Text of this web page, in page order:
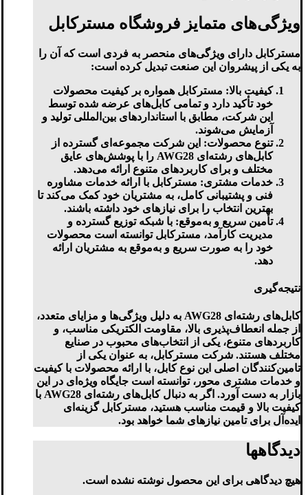
ویژگی‌های متمایز فروشگاه مسترکابل
مسترکابل دارای ویژگی‌های منحصر به فردی است که آن را
به یکی از پیشروان این صنعت تبدیل کرده است:
کیفیت بالا: مسترکابل همواره بر کیفیت محصولات
خود تأکید دارد و تمامی کابل‌های عرضه شده توسط
این شرکت، مطابق با استانداردهای بین‌المللی تولید و
آزمایش می‌شوند.
تنوع محصولات: این شرکت مجموعه‌ای گسترده از
کابل‌های رشته‌ای AWG28 را با پوشش‌های عایق
مختلف و برای کاربردهای متنوع ارائه می‌دهد.
خدمات مشتری: مسترکابل با ارائه خدمات مشاوره
فنی و پشتیبانی کامل، به مشتریان خود کمک می‌کند تا
بهترین انتخاب را برای نیازهای خود داشته باشند.
تأمین سریع و به‌موقع: با شبکه توزیع گسترده و
مدیریت کارآمد، مسترکابل توانسته است محصولات
خود را به صورت سریع و به‌موقع به مشتریان ارائه
دهد.
نتیجه‌گیری
کابل‌های رشته‌ای AWG28 به دلیل ویژگی‌ها و مزایای متعدد،
از جمله انعطاف‌پذیری بالا، مقاومت الکتریکی مناسب، و
کاربردهای متنوع، یکی از انتخاب‌های محبوب در صنایع
مختلف هستند. شرکت مسترکابل، به عنوان یکی از
تامین‌کنندگان اصلی این نوع کابل، با ارائه محصولات با کیفیت
و خدمات مشتری محور، توانسته است جایگاه ویژه‌ای در این
بازار به دست آورد. اگر به دنبال کابل‌های رشته‌ای AWG28 با
کیفیت بالا و قیمت مناسب هستید، مسترکابل گزینه‌ای
ایده‌آل برای تامین نیازهای شما خواهد بود.
دیدگاهها
هیچ دیدگاهی برای این محصول نوشته نشده است.